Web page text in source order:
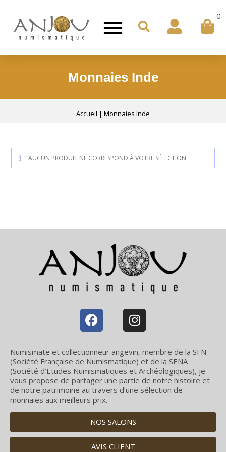
0
Monnaies Inde
Accueil | Monnaies Inde
AUCUN PRODUIT NE CORRESPOND À VOTRE SÉLECTION.
Numismate et collectionneur angevin, membre de la SFN
(Société Française de Numismatique) et de la SENA
(Société d’Etudes Numismatiques et Archéologiques), je
vous propose de partager une partie de notre histoire et
de notre patrimoine au travers d’une sélection de
monnaies aux meilleurs prix.
NOS SALONS
AVIS CLIENT